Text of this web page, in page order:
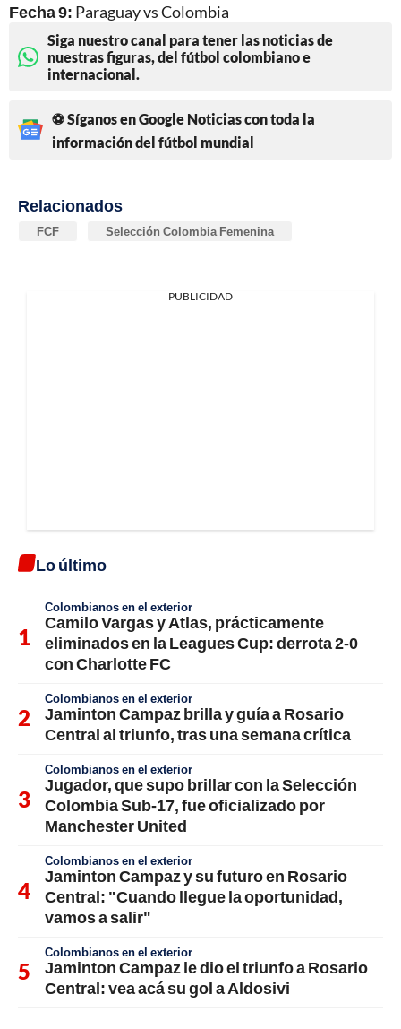
Fecha 9: Paraguay vs Colombia
Siga nuestro canal para tener las noticias de
nuestras figuras, del fútbol colombiano e
internacional.
⚽ Síganos en Google Noticias con toda la
información del fútbol mundial
Relacionados
FCF Selección Colombia Femenina
PUBLICIDAD
Lo último
Colombianos en el exterior
Camilo Vargas y Atlas, prácticamente
eliminados en la Leagues Cup: derrota 2-0
con Charlotte FC
Colombianos en el exterior
Jaminton Campaz brilla y guía a Rosario
Central al triunfo, tras una semana crítica
Colombianos en el exterior
Jugador, que supo brillar con la Selección
Colombia Sub-17, fue oficializado por
Manchester United
Colombianos en el exterior
Jaminton Campaz y su futuro en Rosario
Central: "Cuando llegue la oportunidad,
vamos a salir"
Colombianos en el exterior
Jaminton Campaz le dio el triunfo a Rosario
Central: vea acá su gol a Aldosivi